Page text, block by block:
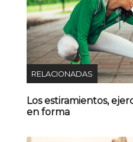
RELACIONADAS
Los estiramientos,
en forma